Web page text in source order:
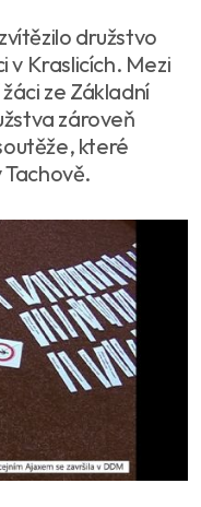
družstvo
v Kraslicích. Mezi
ze Základní
zároveň
které